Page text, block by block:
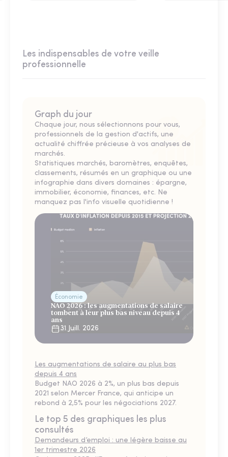
Les indispensables de votre veille
professionnelle
Graph du jour
Chaque jour, nous sélectionnons pour vous,
professionnels de la gestion d'actifs, une
actualité chiffrée précieuse à vos analyses de
marchés.
Statistiques marchés, baromètres, enquêtes,
classements, résumés en un graphique ou une
infographie dans divers domaines : épargne,
immobilier, économie, finances, etc. Ne
manquez pas l'info visuelle quotidienne !
Économie
NAO 2026 : les augmentations de salaire
tombent à leur plus bas niveau depuis 4
ans
31 Juill. 2026
Les augmentations de salaire au plus bas
depuis 4 ans
Budget NAO 2026 à 2%, un plus bas depuis
2021 selon Mercer France, qui anticipe un
rebond à 2,5% pour les négociations 2027.
Le top 5 des graphiques les plus
consultés
Demandeurs d’emploi : une légère baisse au
1er trimestre 2026